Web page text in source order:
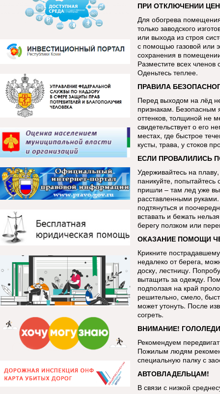
ПРИ ОТКЛЮЧЕНИИ
Для обогрева
только заводского
или выхода из строя
с помощью газовой или
сохранения в
Разместите всех
Оденьтесь теплее.
ПРАВИЛА
Перед выходом на лёд
признакам. Безопасным
оттенков, толщиной не
свидетельствует о его
местах, где быстрое
кусты, трава, у стоков
ЕСЛИ ПРОВАЛИЛИСЬ
Удерживайтесь на
паникуйте,
пришли – там лед уже
расставленными
подтянуться и
вставать и бежать
берегу ползком или
ОКАЗАНИЕ ПОМОЩИ
Крикните
недалеко от берега,
доску, лестницу.
вытащить за одежду.
подползая на край
решительно, смело,
может утонуть. После
согреть.
ВНИМАНИЕ!
Рекомендуем
Пожилым людям
специальную палку с
АВТОВЛАДЕЛЬЦАМ!
В связи с низкой